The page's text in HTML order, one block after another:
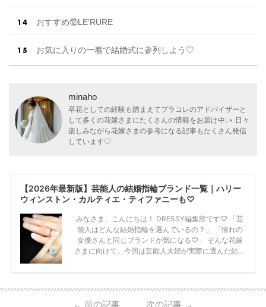
おすすめ⑫LE’RURE
お気に入りの一着で結婚式に参列しよう♡
minaho
卒花としての経験も踏まえてプラコレのアドバイザーと
して多くの花嫁さまにたくさんの情報をお届け中⸝⋆ 日々
楽しみながら花嫁さまの参考になる記事もたくさん発信
しています♡
【2026年最新版】芸能人の結婚指輪ブランド一覧｜ハリー
ウィンストン・カルティエ・ティファニーも♡
みなさま、こんにちは！ DRESSY編集部です♡ 「芸
能人はどんな結婚指輪を選んでいるの？」 「憧れの
女優さんと同じブランドが気になる♡」 そんな花嫁
さまに向けて、今回は芸能人夫婦が実際に選んだ結婚
ーウィンストンやカルティエ、ティファニーなど世界
日本で人気のブランドまで幅広くご紹介。 さらに、
・愛用している芸能人夫婦 ・リングの特徴や魅力 ・
← 前の記事 次の記事 →